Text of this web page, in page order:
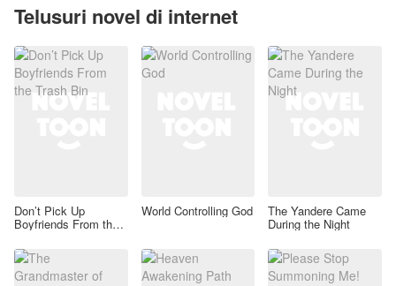
Telusuri novel di internet
Don’t Pick Up
Boyfriends From the
World Controlling God The Yandere Came
During the Night